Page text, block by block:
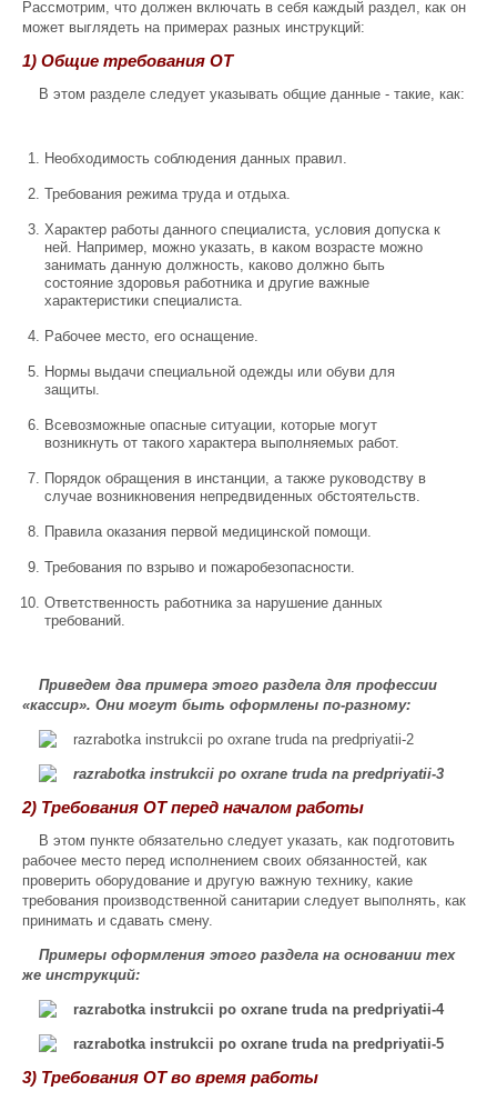
Рассмотрим, что должен включать в себя каждый раздел, как он
может выглядеть на примерах разных инструкций:
1) Общие требования ОТ
В этом разделе следует указывать общие данные - такие, как:
Необходимость соблюдения данных правил.
Требования режима труда и отдыха.
Характер работы данного специалиста, условия допуска к
ней. Например, можно указать, в каком возрасте можно
занимать данную должность, каково должно быть
состояние здоровья работника и другие важные
характеристики специалиста.
Рабочее место, его оснащение.
Нормы выдачи специальной одежды или обуви для
защиты.
Всевозможные опасные ситуации, которые могут
возникнуть от такого характера выполняемых работ.
Порядок обращения в инстанции, а также руководству в
случае возникновения непредвиденных обстоятельств.
Правила оказания первой медицинской помощи.
Требования по взрыво и пожаробезопасности.
Ответственность работника за нарушение данных
требований.
Приведем два примера этого раздела для профессии
«кассир». Они могут быть оформлены по-разному:
2) Требования ОТ перед началом работы
В этом пункте обязательно следует указать, как подготовить
рабочее место перед исполнением своих обязанностей, как
проверить оборудование и другую важную технику, какие
требования производственной санитарии следует выполнять, как
принимать и сдавать смену.
Примеры оформления этого раздела на основании тех
же инструкций:
3) Требования ОТ во время работы